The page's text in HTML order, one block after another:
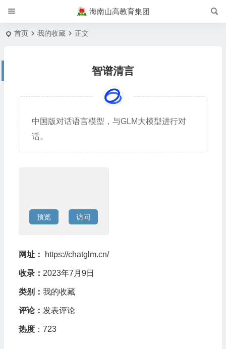
海南山高教育集团
首页 我的收藏 正文
智谱清言
中国版对话语言模型，与GLM大模型进行对
话。
预览 访问
网址： https://chatglm.cn/
收录： 2023年7月9日
类别： 我的收藏
评论： 发表评论
热度：723